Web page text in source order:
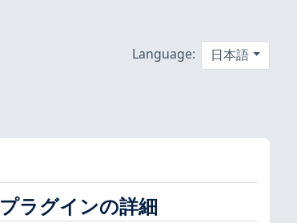
Language: 日本語
プラグインの詳細